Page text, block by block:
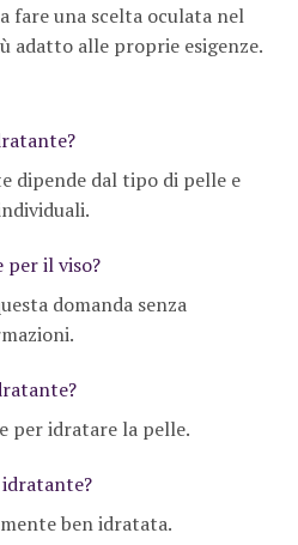
fare una scelta oculata nel
adatto alle proprie esigenze.
dipende dal tipo di pelle e
il viso?
domanda senza
per idratare la pelle.
ben idratata.